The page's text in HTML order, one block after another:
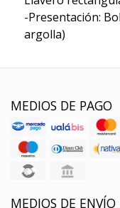
-Presentación:
argolla)
MEDIOS DE PAGO
MEDIOS DE ENVÍO